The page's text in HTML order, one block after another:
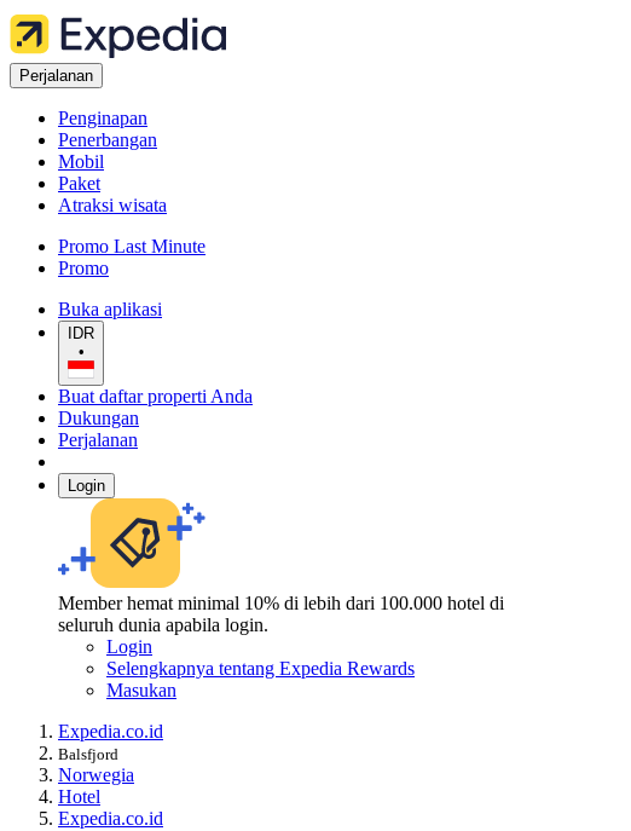
Perjalanan
Penginapan
Penerbangan
Mobil
Paket
Atraksi wisata
Promo Last Minute
Promo
Buka aplikasi
IDR
•
Buat daftar properti Anda
Dukungan
Perjalanan
Login
Member hemat minimal 10% di lebih dari 100.000 hotel di
seluruh dunia apabila login.
Login
Selengkapnya tentang Expedia Rewards
Masukan
Expedia.co.id
Balsfjord
Norwegia
Hotel
Expedia.co.id